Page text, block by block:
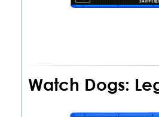
Watch Dogs: